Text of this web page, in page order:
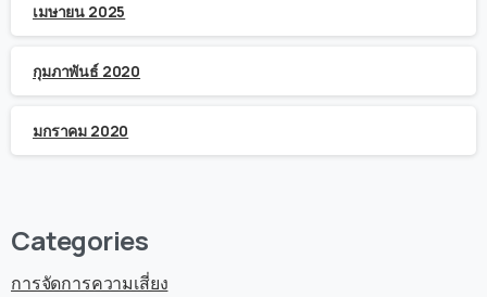
เมษายน 2025
กุมภาพันธ์ 2020
มกราคม 2020
Categories
การจัดการความเสี่ยง